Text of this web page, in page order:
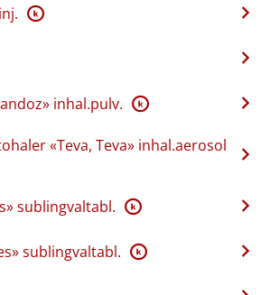
K
inhal.pulv. K
«Teva, Teva» inhal.aerosol
sublingvaltabl. K
sublingvaltabl. K